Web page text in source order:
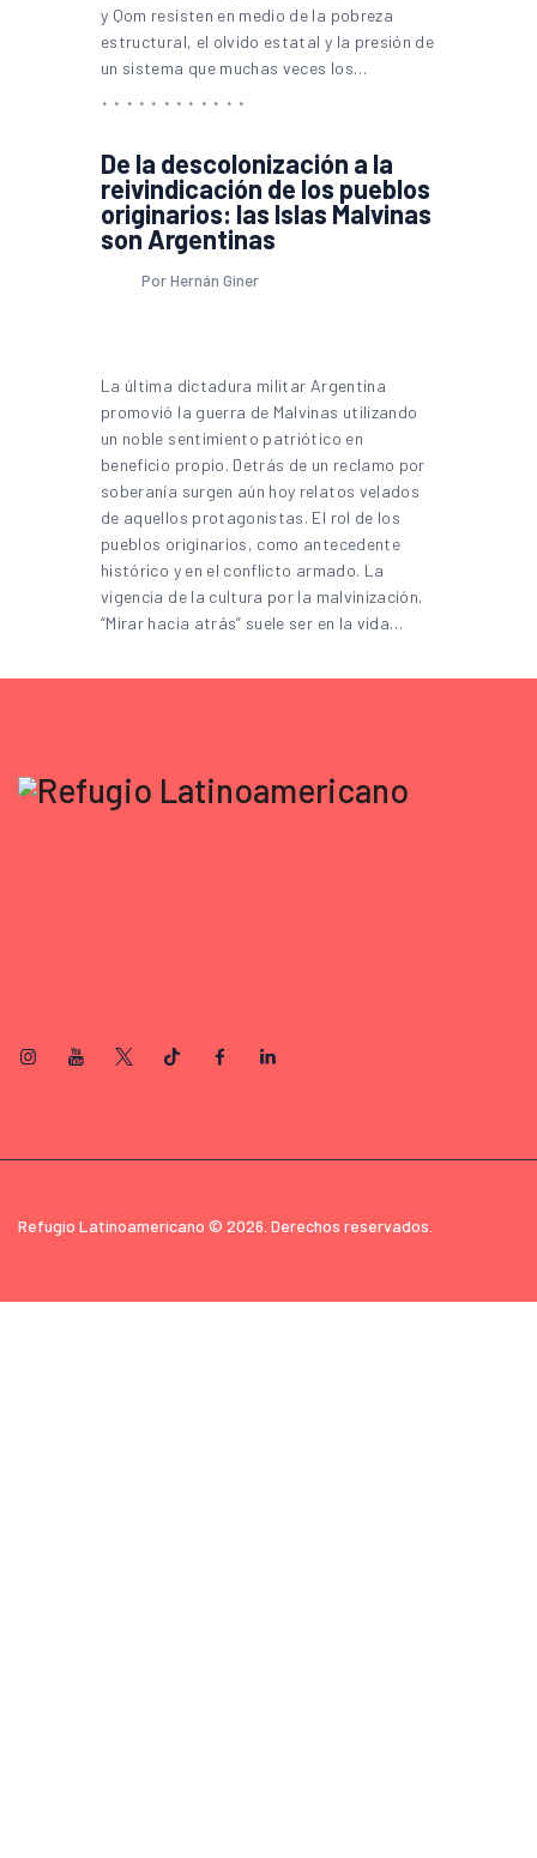
y Qom resisten en medio de la pobreza
estructural, el olvido estatal y la presión de
un sistema que muchas veces los…
De la descolonización a la
reivindicación de los pueblos
originarios: las Islas Malvinas
son Argentinas
Por Hernán Giner
La última dictadura militar Argentina
promovió la guerra de Malvinas utilizando
un noble sentimiento patriótico en
beneficio propio. Detrás de un reclamo por
soberanía surgen aún hoy relatos velados
de aquellos protagonistas. El rol de los
pueblos originarios, como antecedente
histórico y en el conflicto armado. La
vigencia de la cultura por la malvinización.
“Mirar hacia atrás” suele ser en la vida…
Refugio Latinoamericano © 2026. Derechos reservados.